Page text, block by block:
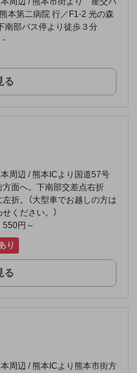
本第二病院 行／F1-2 光の森
部バス停より徒歩３分
-
る
周辺 / 熊本ICより国道57号
方面へ。下南部交差点右折
折。（大型車でお越しの方は
ください。）
550円～
り
る
周辺 / 熊本ICより熊本市街方